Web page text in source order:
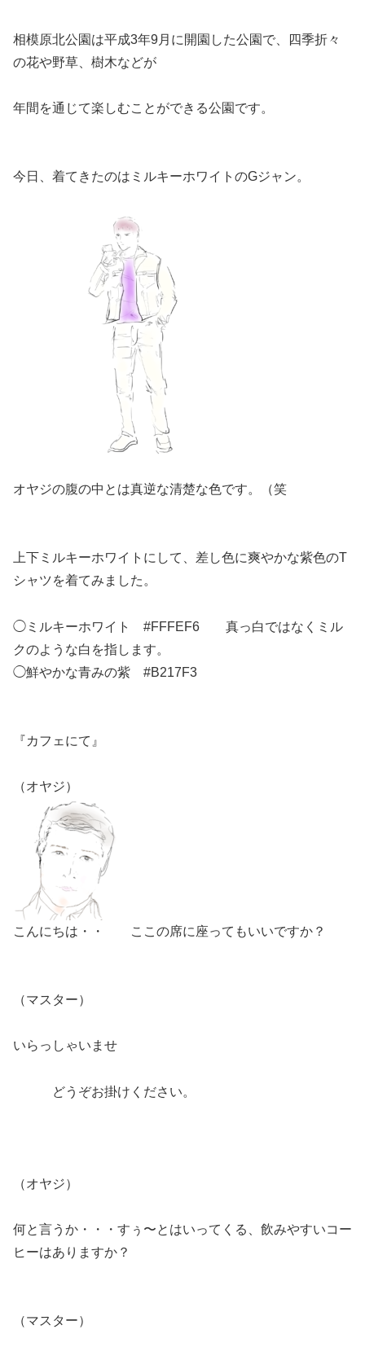
相模原北公園は平成3年9月に開園した公園で、四季折々
の花や野草、樹木などが
年間を通じて楽しむことができる公園です。
今日、着てきたのはミルキーホワイトのGジャン。
オヤジの腹の中とは真逆な清楚な色です。（笑
上下ミルキーホワイトにして、差し色に爽やかな紫色のT
シャツを着てみました。
◯ミルキーホワイト #FFFEF6 真っ白ではなくミル
クのような白を指します。
◯鮮やかな青みの紫 #B217F3
『カフェにて』
（オヤジ）
こんにちは・・ ここの席に座ってもいいですか？
（マスター）
いらっしゃいませ
どうぞお掛けください。
（オヤジ）
何と言うか・・・すぅ〜とはいってくる、飲みやすいコー
ヒーはありますか？
（マスター）